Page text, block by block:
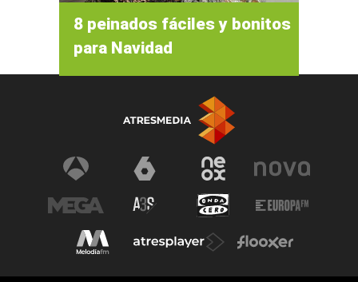
8 peinados fáciles y bonitos
para Navidad